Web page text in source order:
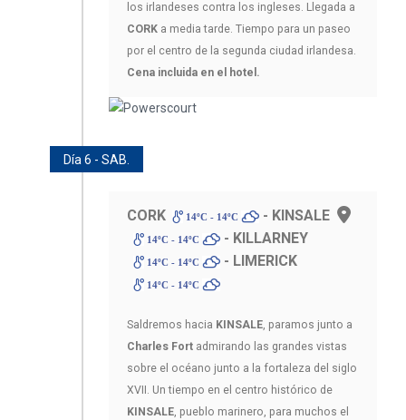
los irlandeses contra los ingleses. Llegada a
CORK a media tarde. Tiempo para un paseo
por el centro de la segunda ciudad irlandesa.
Cena incluida en el hotel.
Día 6 - SAB.
CORK 14ºC - 14ºC - KINSALE
14ºC - 14ºC - KILLARNEY
14ºC - 14ºC - LIMERICK
14ºC - 14ºC
Saldremos hacia KINSALE , paramos junto a
Charles Fort admirando las grandes vistas
sobre el océano junto a la fortaleza del siglo
XVII. Un tiempo en el centro histórico de
KINSALE , pueblo marinero, para muchos el